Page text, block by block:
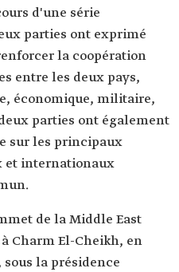
d'une série
parties ont exprimé
la coopération
entre les deux pays,
économique, militaire,
parties ont également
sur les principaux
et internationaux
de la Middle East
Charm El-Cheikh, en
sous la présidence